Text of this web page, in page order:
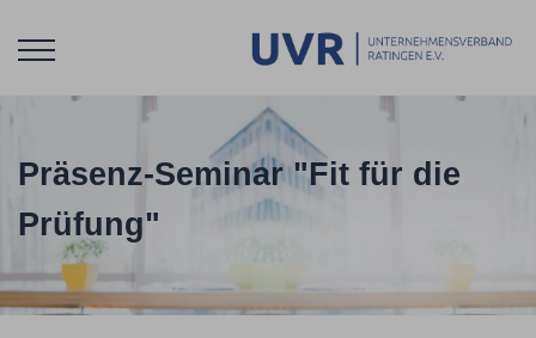
Präsenz-Seminar "Fit für die
Prüfung"